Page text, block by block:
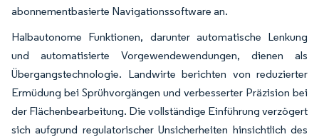
abonnementbasierte Navigationssoftware an.
Halbautonome Funktionen, darunter automatische Lenkung
und automatisierte Vorgewendewendungen, dienen als
Übergangstechnologie. Landwirte berichten von reduzierter
Ermüdung bei Sprühvorgängen und verbesserter Präzision bei
der Flächenbearbeitung. Die vollständige Einführung verzögert
sich aufgrund regulatorischer Unsicherheiten hinsichtlich des